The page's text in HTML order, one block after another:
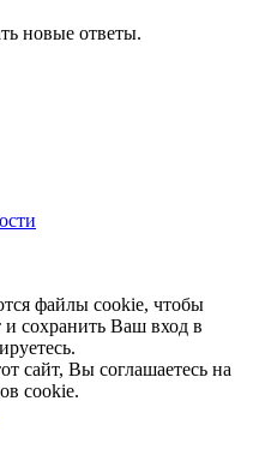
новые ответы.
файлы cookie, чтобы
и сохранить Ваш вход в
сайт, Вы соглашаетесь на
cookie.